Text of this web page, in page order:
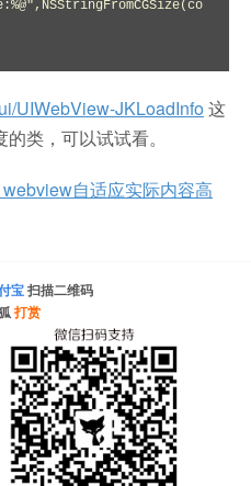
UIWebView-JKLoadInfo 这
类，可以试试看。
自适应实际内容高
宝扫描二维码
打赏